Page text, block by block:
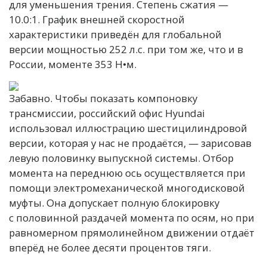
для уменьшения трения. Степень сжатия —
10.0:1. График внешней скоростной
характеристики приведён для глобальной
версии мощностью 252 л.с. при том же, что и в
России, моменте 353 Н•м.
Забавно. Чтобы показать компоновку
трансмиссии, российский офис Hyundai
использовал иллюстрацию шестицилиндровой
версии, которая у нас не продаётся, — зарисовав
левую половинку выпускной системы. Отбор
момента на переднюю ось осуществляется при
помощи электромеханической многодисковой
муфты. Она допускает полную блокировку
с половинной раздачей момента по осям, но при
равномерном прямолинейном движении отдаёт
вперёд не более десяти процентов тяги.